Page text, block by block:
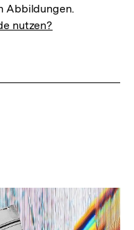
Abbildungen.
nutzen?